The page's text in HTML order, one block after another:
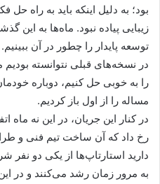
بود؛ به دلیل اینکه باید به راه حل
زیبایی پیاده نبود. ماه‌ها به
توسعه پایدار را چطور در آن
در نسخه‌های قبلی نتوانسته
را به خوبی حل کنیم، دوباره
مساله را از اول باز کردیم.
در کنار این جریان، در این نه ماه
رخ داد که آن ساخت تیم فنی و
دارید استارتاپ‌ها از یکی دو نفر
به مرور زمان رشد می‌کنند و در